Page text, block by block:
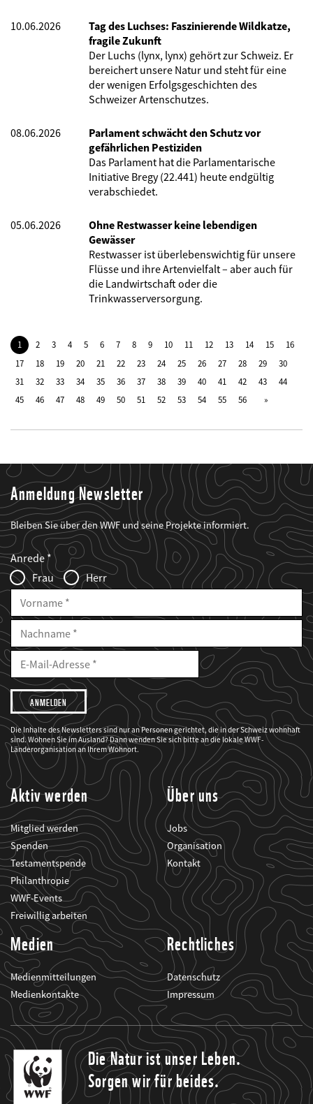
10.06.2026
Tag des Luchses: Faszinierende Wildkatze,
fragile Zukunft
Der Luchs (lynx, lynx) gehört zur Schweiz. Er
bereichert unsere Natur und steht für eine
der wenigen Erfolgsgeschichten des
Schweizer Artenschutzes.
08.06.2026
Parlament schwächt den Schutz vor
gefährlichen Pestiziden
Das Parlament hat die Parlamentarische
Initiative Bregy (22.441) heute endgültig
verabschiedet.
05.06.2026
Ohne Restwasser keine lebendigen
Gewässer
Restwasser ist überlebenswichtig für unsere
Flüsse und ihre Artenvielfalt – aber auch für
die Landwirtschaft oder die
Trinkwasserversorgung.
1 2 3 4 5 6 7 8 9 10 11 12 13 14 15
16
17
18 19 20 21 22 23 24 25 26 27 28 29
30
31
32 33 34 35 36 37 38 39 40 41 42 43
44
45
46 47 48 49 50 51 52 53 54 55 56
Anmeldung Newsletter
Bleiben Sie über den WWF und seine Projekte informiert.
Web2Case
Infofelder
Fieldset
anrede_name
Anrede
Frau
Herr
Vorname
Nachname
E-
Mailadresse
E-
Adresse
Ich
möchte,
dass
der
WWF
mich
über
seine
Projekte
informiert.
Die Inhalte des Newsletters sind nur an Personen gerichtet, die in der Schweiz wohnhaft
sind. Wohnen Sie im Ausland? Dann wenden Sie sich bitte an die lokale WWF-
Länderorganisation an Ihrem Wohnort.
Aktiv werden
Mitglied werden
Spenden
Testamentspende
Philanthropie
WWF-Events
Freiwillig arbeiten
Über uns
Jobs
Organisation
Kontakt
Medien
Medienmitteilungen
Medienkontakte
Rechtliches
Datenschutz
Impressum
Die Natur ist unser Leben.
Sorgen wir für beides.